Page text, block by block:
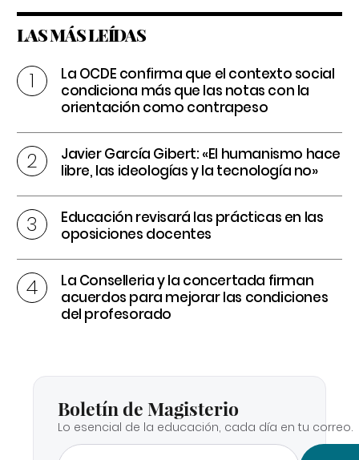
LAS MÁS LEÍDAS
La OCDE confirma que el contexto social
condiciona más que las notas con la
orientación como contrapeso
Javier García Gibert: «El humanismo hace
libre, las ideologías y la tecnología no»
Educación revisará las prácticas en las
oposiciones docentes
La Conselleria y la concertada firman
acuerdos para mejorar las condiciones
del profesorado
Boletín de Magisterio
Lo esencial de la educación, cada día en tu correo.